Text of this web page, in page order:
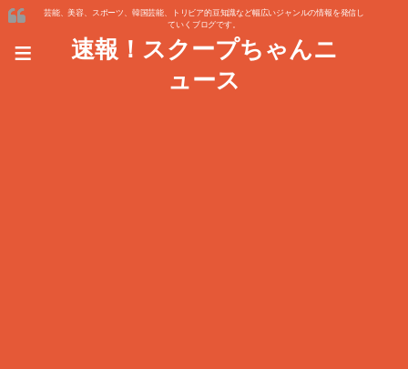
芸能、美容、スポーツ、韓国芸能、トリビア的豆知識など幅広いジャンルの情報を発信し
ていくブログです。
速報！スクープちゃんニ
ュース
≡